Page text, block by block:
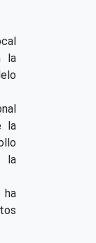
la
la
la
ha